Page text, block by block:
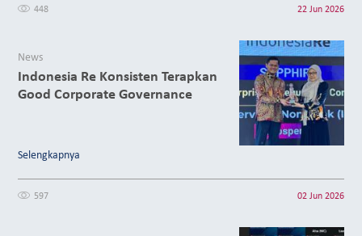
448 22 Jun 2026
News
Indonesia Re Konsisten Terapkan
Good Corporate Governance
Selengkapnya
597 02 Jun 2026